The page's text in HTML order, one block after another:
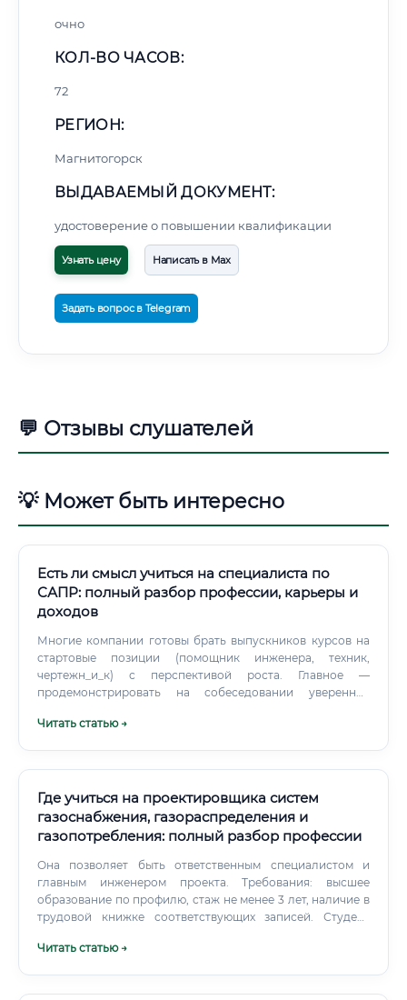
очно
КОЛ-ВО ЧАСОВ:
72
РЕГИОН:
Магнитогорск
ВЫДАВАЕМЫЙ ДОКУМЕНТ:
удостоверение о повышении квалификации
Узнать цену Написать в Max
Задать вопрос в Telegram
💬 Отзывы слушателей
💡 Может быть интересно
Есть ли смысл учиться на специалиста по
САПР: полный разбор профессии, карьеры и
доходов
Многие компании готовы брать выпускников курсов на
стартовые позиции (помощник инженера, техник,
чертежн_и_к) с перспективой роста. Главное —
продемонстрировать на собеседовании уверенное
работы: В большинстве случаев это стандартный
Читать статью →
Где учиться на проектировщика систем
газоснабжения, газораспределения и
газопотребления: полный разбор профессии
Она позволяет быть ответственным специалистом и
главным инженером проекта. Требования: высшее
образование по профилю, стаж не менее 3 лет, наличие в
трудовой книжке соответствующих записей. Студент
на должность инженера или техника.
Читать статью →